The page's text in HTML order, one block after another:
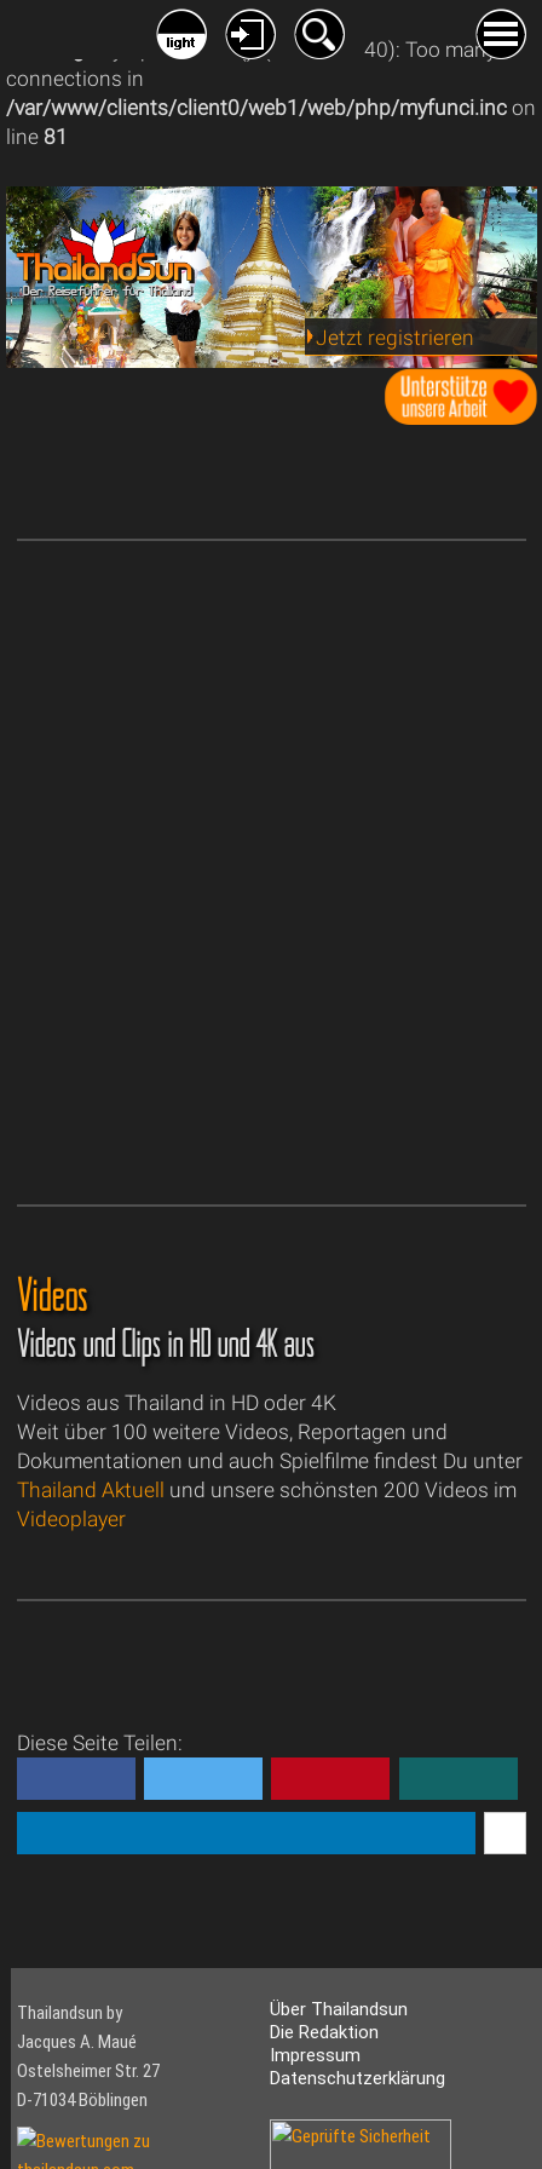
: mysqli_connect(): (08004/1040): Too many
connections in
/var/www/clients/client0/web1/web/php/myfunci.inc on
line 81
Jetzt registrieren
Videos
Videos und Clips in HD und 4K aus
Videos aus Thailand in HD oder 4K
Weit über 100 weitere Videos, Reportagen und
Dokumentationen und auch Spielfilme findest Du unter
Thailand Aktuell
und unsere schönsten 200 Videos im
Videoplayer
Diese Seite Teilen:
Thailandsun by
Jacques A. Maué
Ostelsheimer Str. 27
D-71034 Böblingen
Über Thailandsun
Die Redaktion
Impressum
Datenschutzerklärung